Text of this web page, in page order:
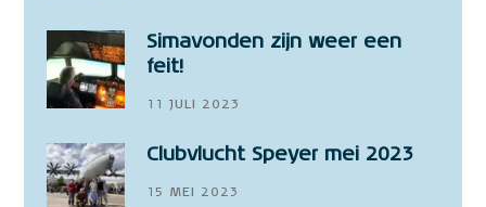
Simavonden zijn weer een
feit!
11 JULI 2023
Clubvlucht Speyer mei 2023
15 MEI 2023